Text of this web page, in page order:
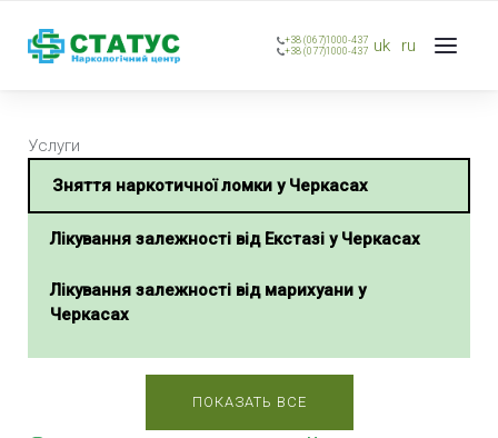
+38 (067)1000-437
+38 (077)1000-437 uk ru
Услуги
Зняття наркотичної ломки у Черкасах
Лікування залежності від Екстазі у Черкасах
Лікування залежності від марихуани у
Черкасах
ПОКАЗАТЬ ВСЕ